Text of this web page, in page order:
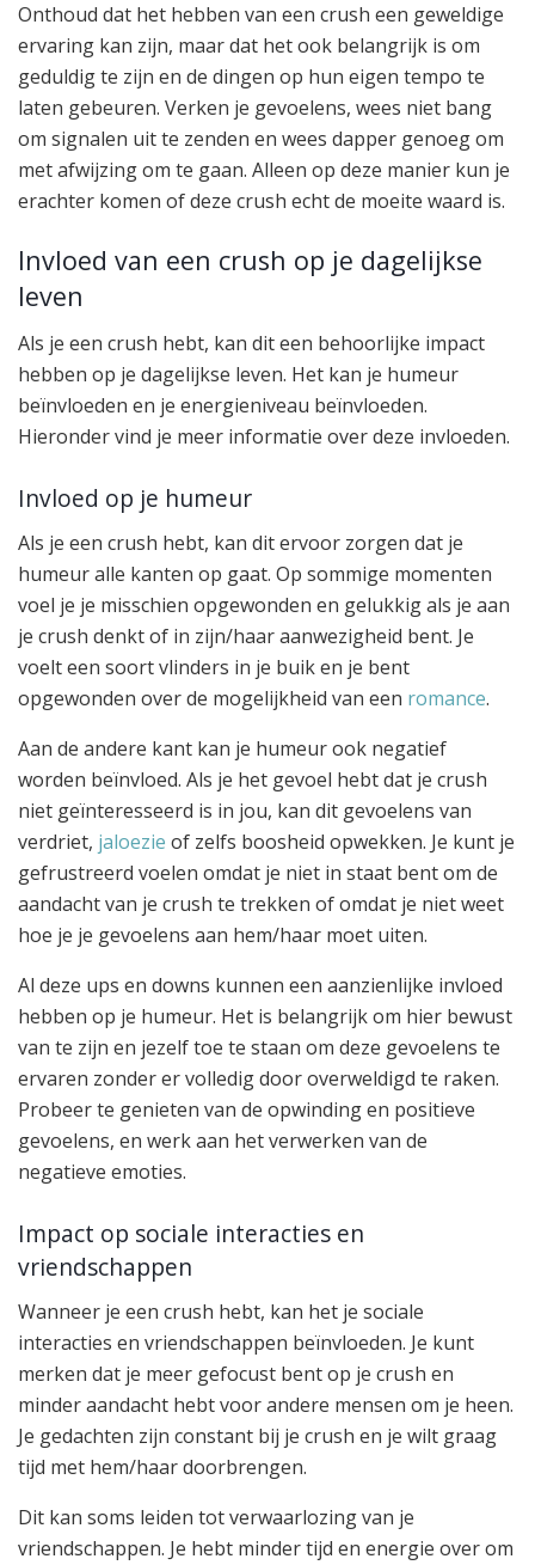
Onthoud dat het hebben van een crush een geweldige
ervaring kan zijn, maar dat het ook belangrijk is om
geduldig te zijn en de dingen op hun eigen tempo te
laten gebeuren. Verken je gevoelens, wees niet bang
om signalen uit te zenden en wees dapper genoeg om
met afwijzing om te gaan. Alleen op deze manier kun je
erachter komen of deze crush echt de moeite waard is.
Invloed van een crush op je dagelijkse
leven
Als je een crush hebt, kan dit een behoorlijke impact
hebben op je dagelijkse leven. Het kan je humeur
beïnvloeden en je energieniveau beïnvloeden.
Hieronder vind je meer informatie over deze invloeden.
Invloed op je humeur
Als je een crush hebt, kan dit ervoor zorgen dat je
humeur alle kanten op gaat. Op sommige momenten
voel je je misschien opgewonden en gelukkig als je aan
je crush denkt of in zijn/haar aanwezigheid bent. Je
voelt een soort vlinders in je buik en je bent
opgewonden over de mogelijkheid van een romance.
Aan de andere kant kan je humeur ook negatief
worden beïnvloed. Als je het gevoel hebt dat je crush
niet geïnteresseerd is in jou, kan dit gevoelens van
verdriet, jaloezie of zelfs boosheid opwekken. Je kunt je
gefrustreerd voelen omdat je niet in staat bent om de
aandacht van je crush te trekken of omdat je niet weet
hoe je je gevoelens aan hem/haar moet uiten.
Al deze ups en downs kunnen een aanzienlijke invloed
hebben op je humeur. Het is belangrijk om hier bewust
van te zijn en jezelf toe te staan om deze gevoelens te
ervaren zonder er volledig door overweldigd te raken.
Probeer te genieten van de opwinding en positieve
gevoelens, en werk aan het verwerken van de
negatieve emoties.
Impact op sociale interacties en
vriendschappen
Wanneer je een crush hebt, kan het je sociale
interacties en vriendschappen beïnvloeden. Je kunt
merken dat je meer gefocust bent op je crush en
minder aandacht hebt voor andere mensen om je heen.
Je gedachten zijn constant bij je crush en je wilt graag
tijd met hem/haar doorbrengen.
Dit kan soms leiden tot verwaarlozing van je
vriendschappen. Je hebt minder tijd en energie over om